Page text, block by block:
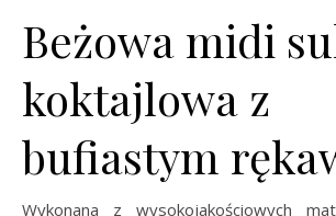
Beżowa midi
koktajlowa z
bufiastym
Wykonana z wysokojakościowych